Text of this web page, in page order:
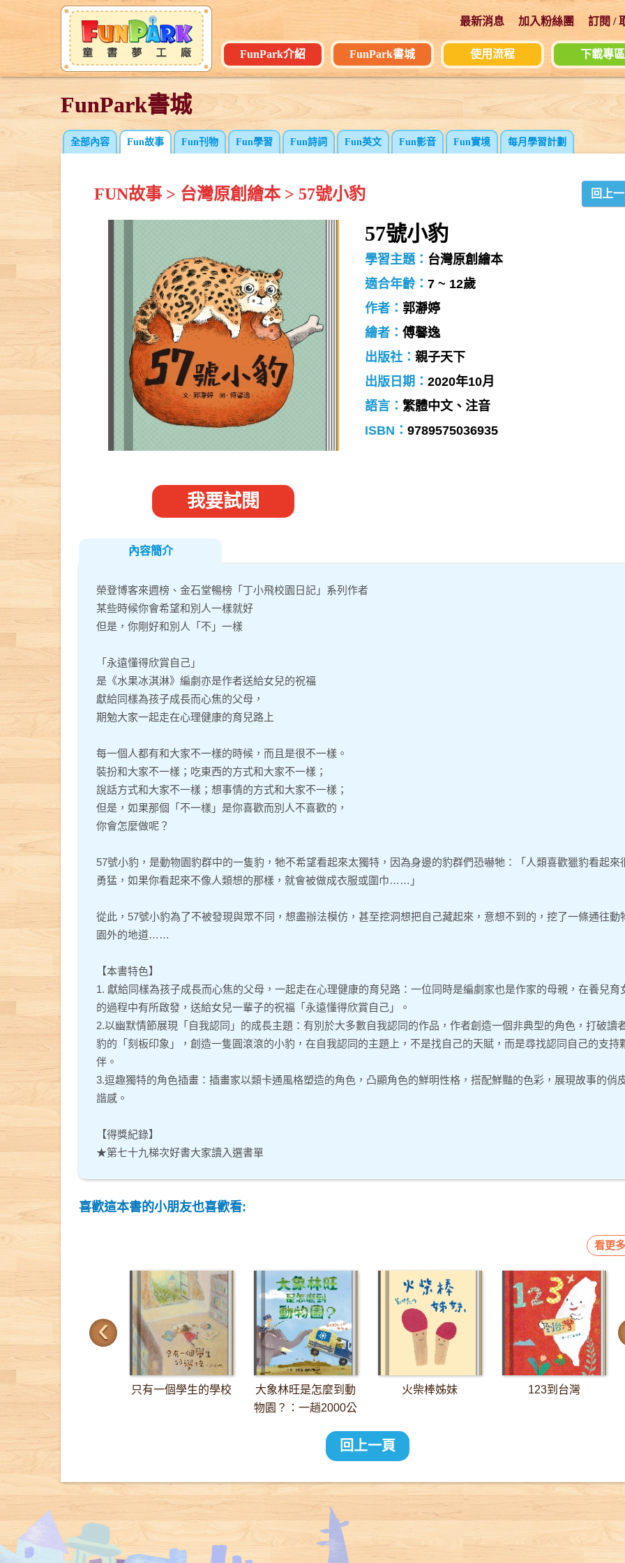
最新消息 加入粉絲團 訂閱 /
FunPark介紹 FunPark書城 使用流程 下載專區
FunPark書城
FunPark書城
全部內容 Fun故事 Fun刊物 Fun學習 Fun詩詞 Fun英文 Fun影音 Fun實境 每月學習計劃
FUN故事> 台灣原創繪本> 57號小豹 回上
我要試閱
57號小豹
學習主題： 台灣原創繪本
適合年齡： 7 ~ 12歲
作者： 郭瀞婷
繪者： 傅馨逸
出版社： 親子天下
出版日期： 2020年10月
語言： 繁體中文、注音
ISBN： 9789575036935
內容簡介
榮登博客來週榜、金石堂暢榜「丁小飛校園日記」系列作者
某些時候你會希望和別人一樣就好
但是，你剛好和別人「不」一樣
「永遠懂得欣賞自己」
是《水果冰淇淋》編劇亦是作者送給女兒的祝福
獻給同樣為孩子成長而心焦的父母，
期勉大家一起走在心理健康的育兒路上
每一個人都有和大家不一樣的時候，而且是很不一樣。
裝扮和大家不一樣；吃東西的方式和大家不一樣；
說話方式和大家不一樣；想事情的方式和大家不一樣；
但是，如果那個「不一樣」是你喜歡而別人不喜歡的，
你會怎麼做呢？
57號小豹，是動物園豹群中的一隻豹，牠不希望看起來太獨特，因為身邊的豹群們恐嚇牠：「人類喜歡獵豹看起來
勇猛，如果你看起來不像人類想的那樣，就會被做成衣服或圍巾……」
從此，57號小豹為了不被發現與眾不同，想盡辦法模仿，甚至挖洞想把自己藏起來，意想不到的，挖了一條通往動
園外的地道……
【本書特色】
1. 獻給同樣為孩子成長而心焦的父母，一起走在心理健康的育兒路：一位同時是編劇家也是作家的母親，在養兒育
的過程中有所啟發，送給女兒一輩子的祝福「永遠懂得欣賞自己」。
2.以幽默情節展現「自我認同」的成長主題：有別於大多數自我認同的作品，作者創造一個非典型的角色，打破讀
豹的「刻板印象」，創造一隻圓滾滾的小豹，在自我認同的主題上，不是找自己的天賦，而是尋找認同自己的支持
伴。
3.逗趣獨特的角色插畫：插畫家以類卡通風格塑造的角色，凸顯角色的鮮明性格，搭配鮮豔的色彩，展現故事的俏
諧感。
【得獎紀錄】
★第七十九梯次好書大家讀入選書單
喜歡這本書的小朋友也喜歡看:
看更
‹
只有一個學生的學校
大象林旺是怎麼到動
物園？：一趟2000公
火柴棒姊妹 123到台灣
回上一頁